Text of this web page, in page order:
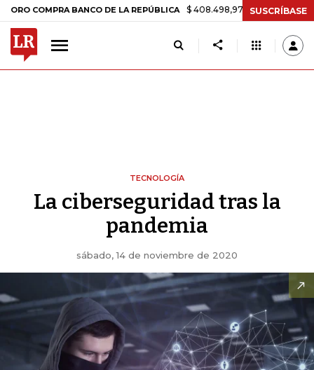
BANCO DE LA REPÚBLICA $ 408.498,97 +$ 8.753,81 +2,19%
SUSCRÍBASE
TECNOLOGÍA
La ciberseguridad tras la
pandemia
sábado, 14 de noviembre de 2020